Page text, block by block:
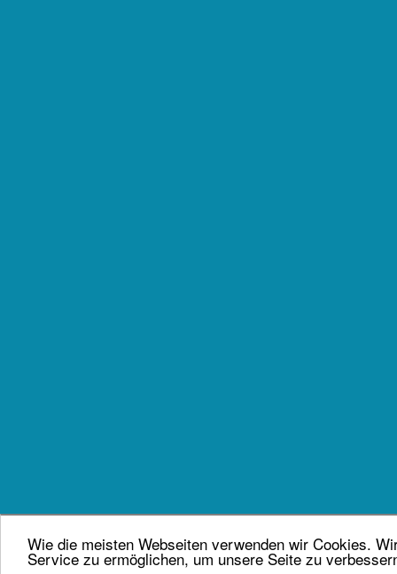
Wie die meisten Webseiten verwenden wir Cookies.
Service zu ermöglichen, um unsere Seite zu